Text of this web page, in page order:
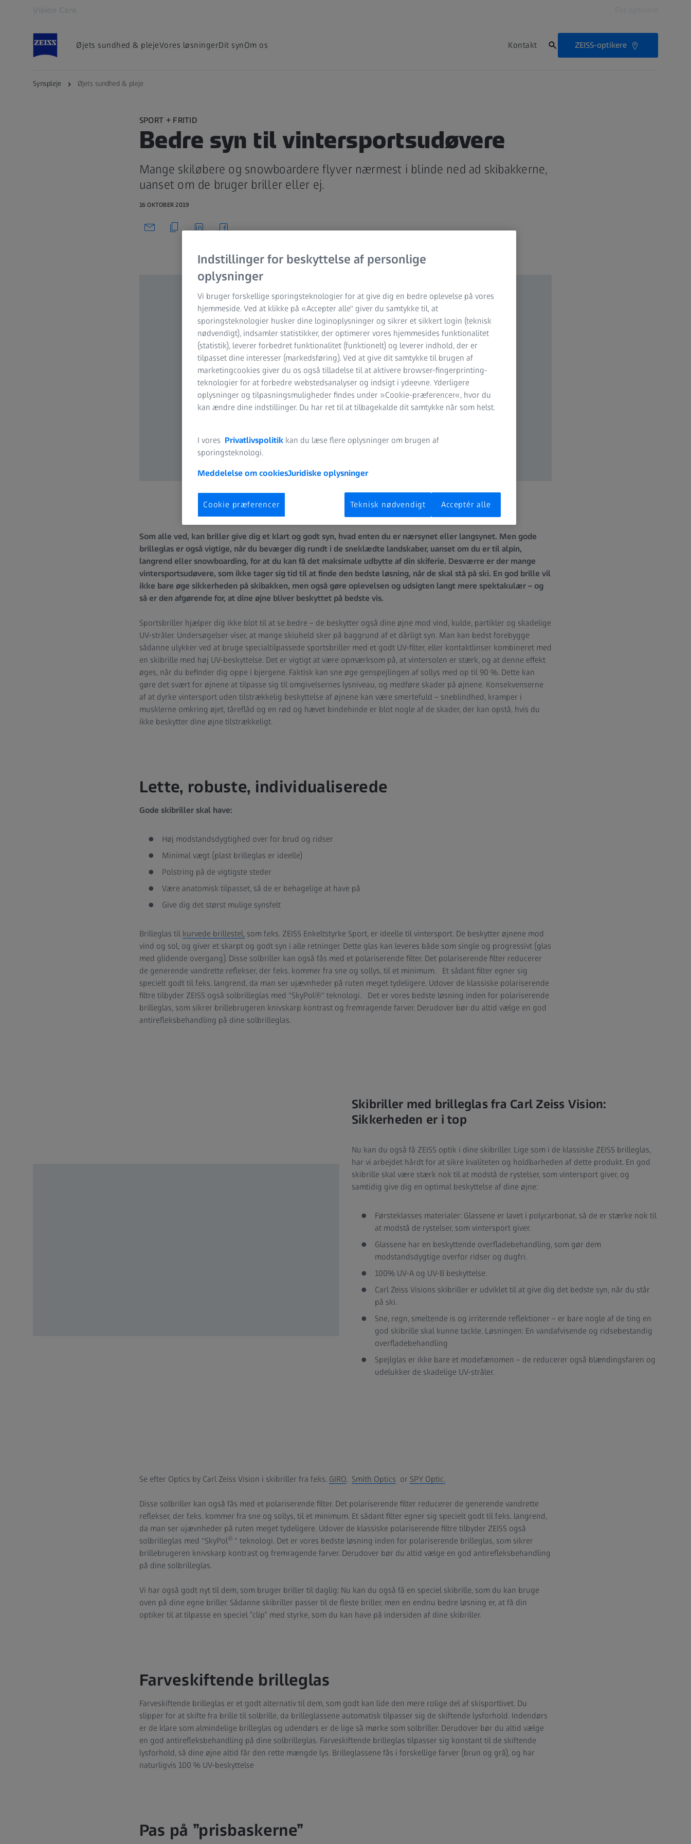
Øjets sundhed & plejeVores løsningerDit synOm os Kontakt ZEISS-optikere
Synspleje Øjets sundhed & pleje
SPORT + FRITID
Bedre syn til vintersportsudøvere
Mange skiløbere og snowboardere flyver nærmest i blinde ned ad skibakkerne,
uanset om de bruger briller eller ej.
16 OKTOBER 2019
Som alle ved, kan briller give dig et klart og godt syn, hvad enten du er nærsynet eller langsynet. Men gode
brilleglas er også vigtige, når du bevæger dig rundt i de sneklædte landskaber, uanset om du er til alpin,
langrend eller snowboarding, for at du kan få det maksimale udbytte af din skiferie. Desværre er der mange
vintersportsudøvere, som ikke tager sig tid til at finde den bedste løsning, når de skal stå på ski. En god brille vil
ikke bare øge sikkerheden på skibakken, men også gøre oplevelsen og udsigten langt mere spektakulær – og
så er den afgørende for, at dine øjne bliver beskyttet på bedste vis.
Sportsbriller hjælper dig ikke blot til at se bedre – de beskytter også dine øjne mod vind, kulde, partikler og skadelige
UV-stråler. Undersøgelser viser, at mange skiuheld sker på baggrund af et dårligt syn. Man kan bedst forebygge
sådanne ulykker ved at bruge specialtilpassede sportsbriller med et godt UV-filter, eller kontaktlinser kombineret med
en skibrille med høj UV-beskyttelse. Det er vigtigt at være opmærksom på, at vintersolen er stærk, og at denne effekt
øges, når du befinder dig oppe i bjergene. Faktisk kan sne øge genspejlingen af sollys med op til 90 %. Dette kan
gøre det svært for øjnene at tilpasse sig til omgivelsernes lysniveau, og medføre skader på øjnene. Konsekvenserne
af at dyrke vintersport uden tilstrækkelig beskyttelse af øjnene kan være smertefuld – sneblindhed, kramper i
musklerne omkring øjet, tåreflåd og en rød og hævet bindehinde er blot nogle af de skader, der kan opstå, hvis du
ikke beskytter dine øjne tilstrækkeligt.
Lette, robuste, individualiserede
Gode skibriller skal have:
Høj modstandsdygtighed over for brud og ridser
Minimal vægt (plast brilleglas er ideelle)
Polstring på de vigtigste steder
Være anatomisk tilpasset, så de er behagelige at have på
Give dig det størst mulige synsfelt
Brilleglas til kurvede brillestel,som f.eks. ZEISS Enkeltstyrke Sport, er ideelle til vintersport. De beskytter øjnene mod
vind og sol, og giver et skarpt og godt syn i alle retninger. Dette glas kan leveres både som single og progressivt (glas
med glidende overgang). Disse solbriller kan også fås med et polariserende filter. Det polariserende filter reducerer
de generende vandrette reflekser, der f.eks. kommer fra sne og sollys, til et minimum. Et sådant filter egner sig
specielt godt til f.eks. langrend, da man ser ujævnheder på ruten meget tydeligere. Udover de klassiske polariserende
filtre tilbyder ZEISS også solbrilleglas med "SkyPol®" teknologi. Det er vores bedste løsning inden for polariserende
brilleglas, som sikrer brillebrugeren knivskarp kontrast og fremragende farver. Derudover bør du altid vælge en god
antirefleksbehandling på dine solbrilleglas.
Skibriller med brilleglas fra Carl Zeiss Vision:
Sikkerheden er i top
Nu kan du også få ZEISS optik i dine skibriller. Lige som i de klassiske ZEISS brilleglas,
har vi arbejdet hårdt for at sikre kvaliteten og holdbarheden af dette produkt. En god
skibrille skal være stærk nok til at modstå de rystelser, som vintersport giver, og
samtidig give dig en optimal beskyttelse af dine øjne:
Førsteklasses materialer: Glassene er lavet i polycarbonat, så de er stærke nok til
at modstå de rystelser, som vintersport giver.
Glassene har en beskyttende overfladebehandling, som gør dem
modstandsdygtige overfor ridser og dugfri.
100% UV-A og UV-B beskyttelse.
Carl Zeiss Visions skibriller er udviklet til at give dig det bedste syn, når du står
på ski.
Sne, regn, smeltende is og irriterende reflektioner – er bare nogle af de ting en
god skibrille skal kunne tackle. Løsningen: En vandafvisende og ridsebestandig
overfladebehandling
Spejlglas er ikke bare et modefænomen – de reducerer også blændingsfaren og
udelukker de skadelige UV-stråler.
Se efter Optics by Carl Zeiss Vision i skibriller fra f.eks. GIRO, Smith Optics or SPY Optic.
Disse solbriller kan også fås med et polariserende filter. Det polariserende filter reducerer de generende vandrette
reflekser, der f.eks. kommer fra sne og sollys, til et minimum. Et sådant filter egner sig specielt godt til f.eks. langrend,
da man ser ujævnheder på ruten meget tydeligere. Udover de klassiske polariserende filtre tilbyder ZEISS også
solbrilleglas med "SkyPol® " teknologi. Det er vores bedste løsning inden for polariserende brilleglas, som sikrer
brillebrugeren knivskarp kontrast og fremragende farver. Derudover bør du altid vælge en god antirefleksbehandling
på dine solbrilleglas.
Vi har også godt nyt til dem, som bruger briller til daglig: Nu kan du også få en speciel skibrille, som du kan bruge
oven på dine egne briller. Sådanne skibriller passer til de fleste briller, men en endnu bedre løsning er, at få din
optiker til at tilpasse en speciel ”clip” med styrke, som du kan have på indersiden af dine skibriller.
Farveskiftende brilleglas
Farveskiftende brilleglas er et godt alternativ til dem, som godt kan lide den mere rolige del af skisportlivet. Du
slipper for at skifte fra brille til solbrille, da brilleglassene automatisk tilpasser sig de skiftende lysforhold. Indendørs
er de klare som almindelige brilleglas og udendørs er de lige så mørke som solbriller. Derudover bør du altid vælge
en god antirefleksbehandling på dine solbrilleglas. Farveskiftende brilleglas tilpasser sig konstant til de skiftende
lysforhold, så dine øjne altid får den rette mængde lys. Brilleglassene fås i forskellige farver (brun og grå), og har
naturligvis 100 % UV-beskyttelse
Pas på ”prisbaskerne”
Indstillinger for beskyttelse af personlige
oplysninger
Vi bruger forskellige sporingsteknologier for at give dig en bedre oplevelse på vores
hjemmeside. Ved at klikke på «Accepter alle" giver du samtykke til, at
sporingsteknologier husker dine loginoplysninger og sikrer et sikkert login (teknisk
nødvendigt), indsamler statistikker, der optimerer vores hjemmesides funktionalitet
(statistik), leverer forbedret funktionalitet (funktionelt) og leverer indhold, der er
tilpasset dine interesser (markedsføring). Ved at give dit samtykke til brugen af
marketingcookies giver du os også tilladelse til at aktivere browser-fingerprinting-
teknologier for at forbedre webstedsanalyser og indsigt i ydeevne. Yderligere
oplysninger og tilpasningsmuligheder findes under »Cookie-præferencer«, hvor du
kan ændre dine indstillinger. Du har ret til at tilbagekalde dit samtykke når som helst.
I vores Privatlivspolitik kan du læse flere oplysninger om brugen af
sporingsteknologi.
Meddelelse om cookiesJuridiske oplysninger
Cookie præferencer Teknisk nødvendigt Acceptér alle